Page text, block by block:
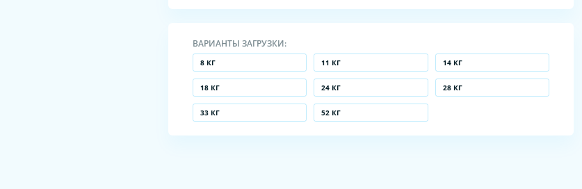
ВАРИАНТЫ ЗАГРУЗКИ:
8 КГ 11 КГ 14 КГ
18 КГ 24 КГ 28 КГ
33 КГ 52 КГ